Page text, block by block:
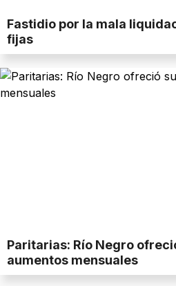
Fastidio por la mala
fijas
Paritarias: Río Negro
aumentos mensuales